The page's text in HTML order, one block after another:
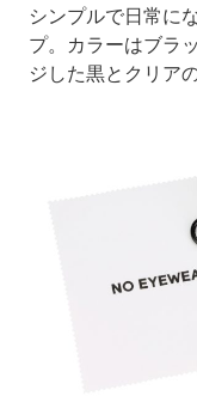
シンプルで日常に
プ。カラーはブラ
ジした黒とクリア